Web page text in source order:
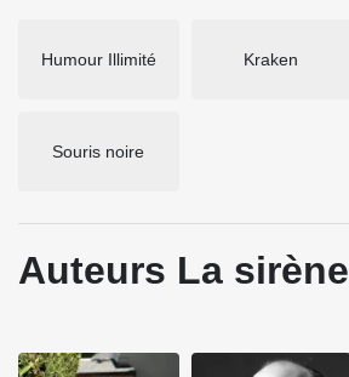
Humour Illimité Kraken
Souris noire
Auteurs La sirène